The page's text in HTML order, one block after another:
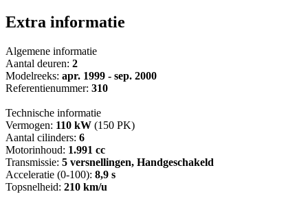
Extra informatie
Algemene informatie
Aantal deuren: 2
Modelreeks: apr. 1999 - sep. 2000
Referentienummer: 310
Technische informatie
Vermogen: 110 kW (150 PK)
Aantal cilinders: 6
Motorinhoud: 1.991 cc
Transmissie: 5 versnellingen, Handgeschakeld
Acceleratie (0-100): 8,9 s
Topsnelheid: 210 km/u